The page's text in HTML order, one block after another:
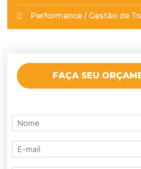
Performance / Gestão de
FAÇA SEU